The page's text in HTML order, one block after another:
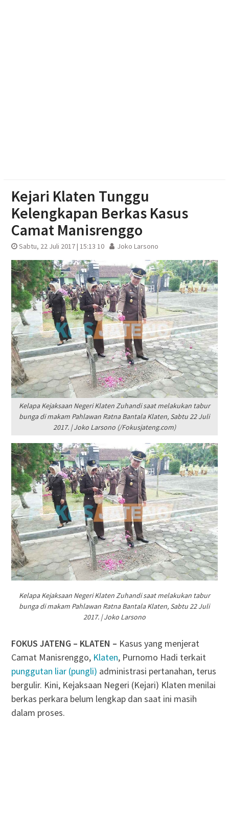
Kejari Klaten Tunggu
Kelengkapan Berkas Kasus
Camat Manisrenggo
Sabtu, 22 Juli 2017 | 15:13 10 Joko Larsono
Kelapa Kejaksaan Negeri Klaten Zuhandi saat melakukan tabur
bunga di makam Pahlawan Ratna Bantala Klaten, Sabtu 22 Juli
2017. | Joko Larsono (/Fokusjateng.com)
Kelapa Kejaksaan Negeri Klaten Zuhandi saat melakukan tabur
bunga di makam Pahlawan Ratna Bantala Klaten, Sabtu 22 Juli
2017. | Joko Larsono
FOKUS JATENG – KLATEN – Kasus yang menjerat
Camat Manisrenggo, Klaten, Purnomo Hadi terkait
punggutan liar (pungli) administrasi pertanahan, terus
bergulir. Kini, Kejaksaan Negeri (Kejari) Klaten menilai
berkas perkara belum lengkap dan saat ini masih
dalam proses.